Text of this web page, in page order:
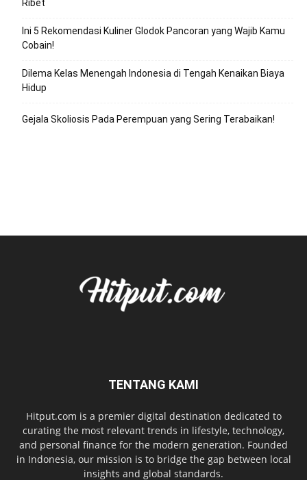
Ribet
Ini 5 Rekomendasi Kuliner Glodok Pancoran yang Wajib Kamu
Cobain!
Dilema Kelas Menengah Indonesia di Tengah Kenaikan Biaya
Hidup
Gejala Skoliosis Pada Perempuan yang Sering Terabaikan!
TENTANG KAMI
Hitput.com is a premier digital destination dedicated to
curating the most relevant trends in lifestyle, technology,
and personal finance for the modern generation. Founded
in Indonesia, our mission is to bridge the gap between local
insights and global standards.